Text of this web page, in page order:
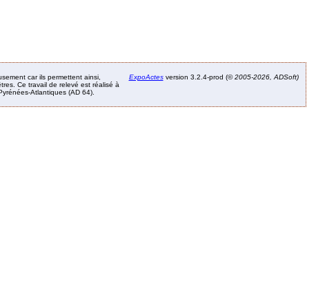
car ils permettent ainsi,
Ce travail de relevé est réalisé à
Atlantiques (AD 64).
ExpoActesversion 3.2.4-prod (©2005-2026, ADSoft)